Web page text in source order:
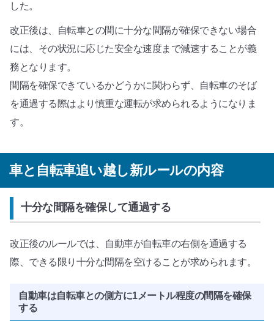
した。
改正後は、自転車との間に十分な間隔が確保できない場合
には、その状況に応じた安全な速度まで減速することが義
務となります。
間隔を確保できているかどうかに関わらず、自転車のそば
を通過する際はより慎重な運転が求められるようになりま
す。
車と自転車追い越し新ルールの内容
十分な間隔を確保して通過する
改正後のルールでは、自動車が自転車の右側を通過する
際、できる限り十分な間隔を空けることが求められます。
自動車は自転車との側方に1メートル程度の間隔を確保
する